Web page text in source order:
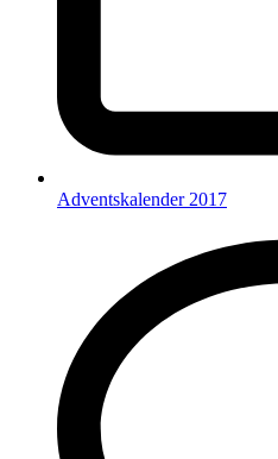
Adventskalender 2017